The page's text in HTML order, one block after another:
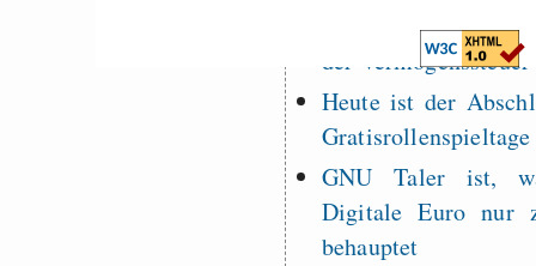
64% für
der Vermögenssteuer
Heute ist der
GNU Taler ist,
Digitale Euro nur
behauptet